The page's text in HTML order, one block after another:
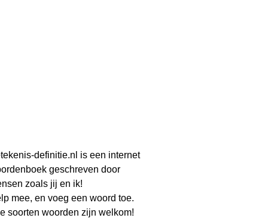
definitie.nl is een internet
geschreven door
zoals jij en ik!
mee, en voeg een woord toe.
soorten woorden zijn welkom!